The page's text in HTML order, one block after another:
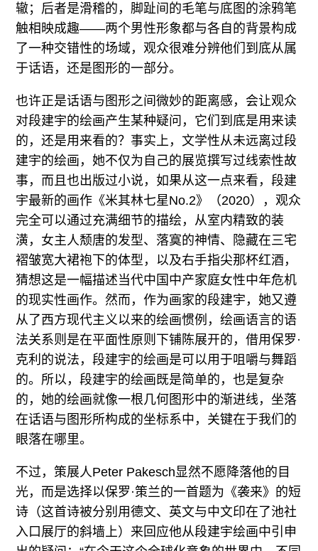
辙；后者是滑稽的，脚趾间的毛笔与底图的涂鸦笔
触相映成趣——两个男性形象都与各自的背景构成
了一种交错性的场域，观众很难分辨他们到底从属
于话语，还是图形的一部分。
也许正是话语与图形之间微妙的距离感，会让观众
对段建宇的绘画产生某种疑问，它们到底是用来读
的，还是用来看的？事实上，文学性从未远离过段
建宇的绘画，她不仅为自己的展览撰写过线索性故
事，而且也出版过小说，如果从这一点来看，段建
宇最新的画作《米其林七星No.2》（2020），观众
完全可以通过充满细节的描绘，从室内精致的装
潢，女主人颓唐的发型、落寞的神情、隐藏在三宅
褶皱宽大裙袍下的体型，以及右手指尖那杯红酒，
猜想这是一幅描述当代中国中产家庭女性中年危机
的现实性画作。然而，作为画家的段建宇，她又遵
从了西方现代主义以来的绘画惯例，绘画语言的语
法关系则是在平面性原则下铺陈展开的，借用保罗·
克利的说法，段建宇的绘画是可以用于咀嚼与舞蹈
的。所以，段建宇的绘画既是简单的，也是复杂
的，她的绘画就像一根几何图形中的渐进线，坐落
在话语与图形所构成的坐标系中，关键在于我们的
眼落在哪里。
不过，策展人Peter Pakesch显然不愿降落他的目
光，而是选择以保罗·策兰的一首题为《袭来》的短
诗（这首诗被分别用德文、英文与中文印在了池社
入口展厅的斜墙上）来回应他从段建宇绘画中引申